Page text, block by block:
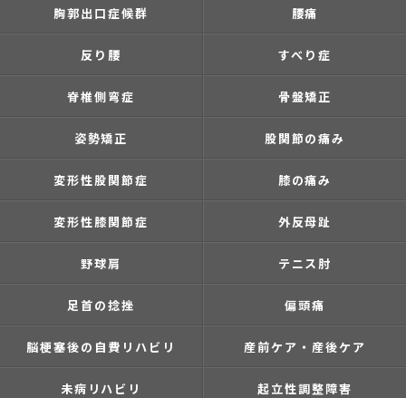
胸郭出口症候群 腰痛
反り腰 すべり症
脊椎側弯症 骨盤矯正
姿勢矯正 股関節の痛み
変形性股関節症 膝の痛み
変形性膝関節症 外反母趾
野球肩 テニス肘
足首の捻挫 偏頭痛
脳梗塞後の自費リハビリ 産前ケア・産後ケア
未病リハビリ 起立性調整障害